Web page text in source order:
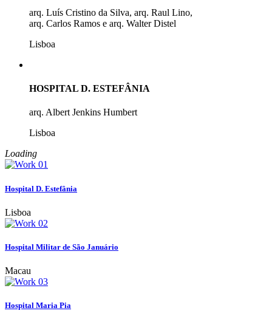
arq. Luís Cristino da Silva, arq. Raul Lino,
arq. Carlos Ramos e arq. Walter Distel
Lisboa
HOSPITAL D. ESTEFÂNIA
arq. Albert Jenkins Humbert
Lisboa
Loading
Hospital D. Estefânia
Lisboa
Hospital Militar de São Januário
Macau
Hospital Maria Pia